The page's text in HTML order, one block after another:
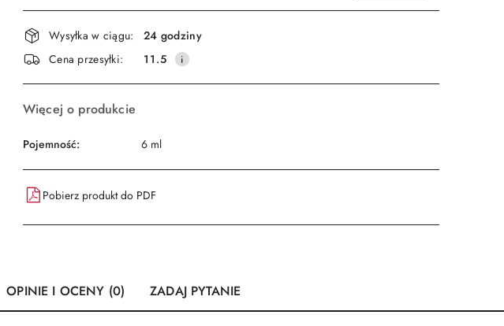
Wyślij
Dostępność
i
dostawa
Wysyłka w ciągu:
24 godziny
Cena przesyłki:
11.5
Więcej o produkcie
Pojemność: 6 ml
Pobierz produkt do PDF
OPINIE I OCENY (0) ZADAJ PYTANIE